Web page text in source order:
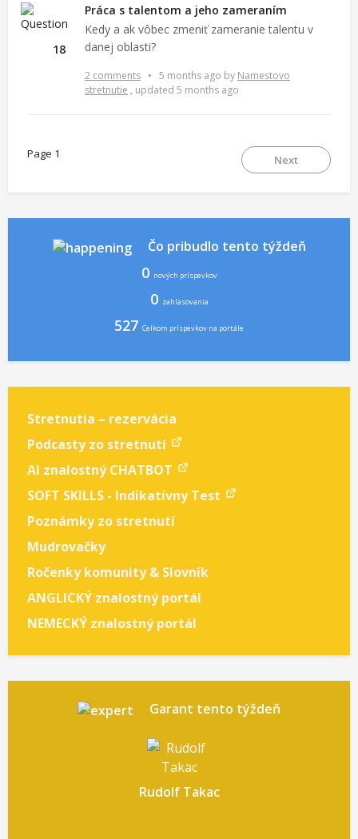
18
Práca s talentom a jeho zameraním
Kedy a ak vôbec zmeniť zameranie talentu v
danej oblasti?
2 comments • 5 months ago by Namestovo
stretnutie , updated 5 months ago
Page 1 Next
Čo pribudlo tento týždeň
0 nových príspevkov
0 zahlasovania
527 Celkom príspevkov na portále
Stretnutia – rezervácia
Podcasty zo stretnutí
AI znalostný CHATBOT
SOFT SKILLS - Indikatívny Test
Poznámky zo stretnutí
Mudrovačky
Ročenky komunity & Slovník
ANGLICKÝ znalostný portál
NEMECKÝ znalostný portál
Garant tento týždeň
Rudolf Takac